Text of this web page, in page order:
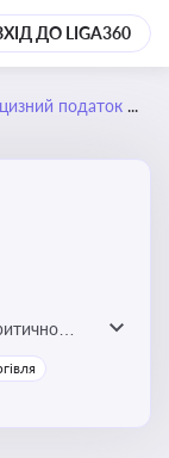
ДО LIGA360
податок
з